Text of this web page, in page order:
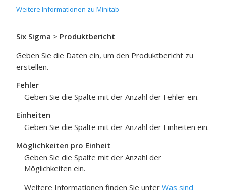
Weitere Informationen zu Minitab
Six Sigma > Produktbericht
Geben Sie die Daten ein, um den Produktbericht zu
erstellen.
Fehler
Geben Sie die Spalte mit der Anzahl der Fehler ein.
Einheiten
Geben Sie die Spalte mit der Anzahl der Einheiten ein.
Möglichkeiten pro Einheit
Geben Sie die Spalte mit der Anzahl der
Möglichkeiten ein.
Weitere Informationen finden Sie unter Was sind